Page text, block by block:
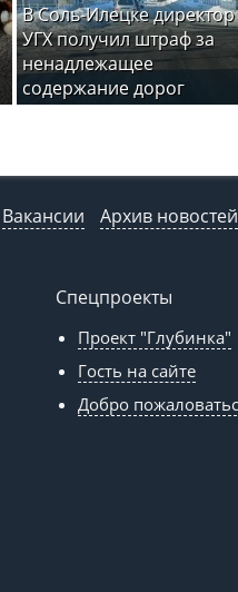
В Соль-Илецке директор
УГХ получил штраф за
ненадлежащее
содержание дорог
Вакансии Архив новостей
Спецпроекты
Проект "Глубинка"
Гость на сайте
Добро